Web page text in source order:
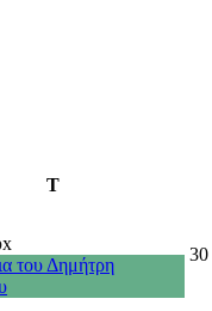
Τ
x
του Δημήτρη
30